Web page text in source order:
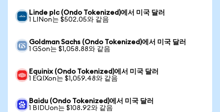
Linde plc (Ondo Tokenized)에서 미국 달러
1 LINon는 $502.05와 같음
Goldman Sachs (Ondo Tokenized)에서 미국 달러
1 GSon는 $1,058.88와 같음
Equinix (Ondo Tokenized)에서 미국 달러
1 EQIXon는 $1,059.48와 같음
Baidu (Ondo Tokenized)에서 미국 달러
1 BIDUon는 $108.92와 같음